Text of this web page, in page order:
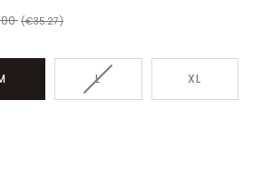
(€35.27)
LВАРИАЦИЯТА
XL